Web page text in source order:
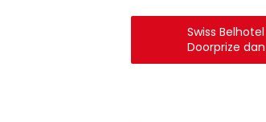
Swiss
Doorprize